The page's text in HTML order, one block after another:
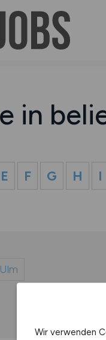
in
E F G H I
Ulm
Wir verwenden